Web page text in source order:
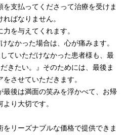
支払ってくださって治療を受けま
ばなりません。
を与えてくれます。
なかった場合は、心が痛みます。
ていただけなかった患者様も、最
きたい。』そのためには、最後ま
させていただきます。
最後は満面の笑みを浮かべて、お帰
り大切です。
をリーズナブルな価格で提供できま